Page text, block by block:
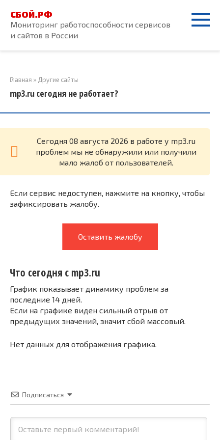
контенту
СБОЙ.РФ
Мониторинг работоспособности сервисов
и сайтов в России
Главная » Другие сайты
mp3.ru сегодня не работает?
Cегодня 08 августа 2026 в работе у mp3.ru
проблем мы не обнаружили или получили
мало жалоб от пользователей.
Если сервис недоступен, нажмите на кнопку, чтобы
зафиксировать жалобу.
Оставить жалобу
Что сегодня с mp3.ru
График показывает динамику проблем за
последние 14 дней.
Если на графике виден сильный отрыв от
предыдущих значений, значит сбой массовый.
Нет данных для отображения графика.
Подписаться